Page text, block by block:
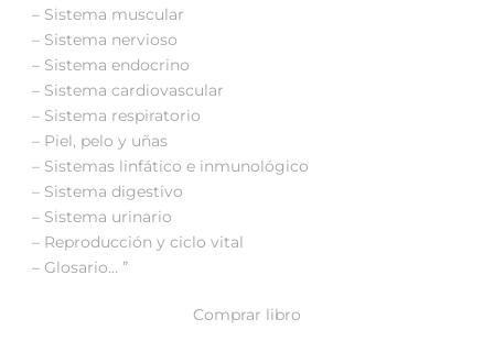
– Sistema muscular
– Sistema nervioso
– Sistema endocrino
– Sistema cardiovascular
– Sistema respiratorio
– Piel, pelo y uñas
– Sistemas linfático e inmunológico
– Sistema digestivo
– Sistema urinario
– Reproducción y ciclo vital
– Glosario… ”
Comprar libro